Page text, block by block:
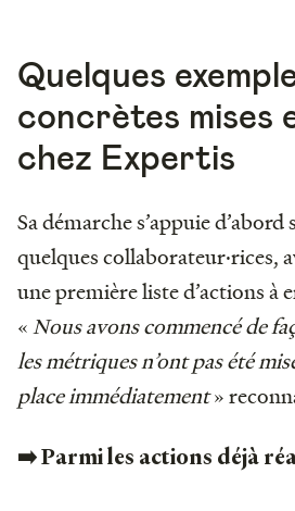
Quelques
concrètes mises
chez Expertis
Sa démarche s’appuie d’abord
quelques collaborateur·rices,
une première liste d’actions à
«Nous avons commencé de
les métriques n’ont pas été
place immédiatement»
➡️ Parmi les actions déjà